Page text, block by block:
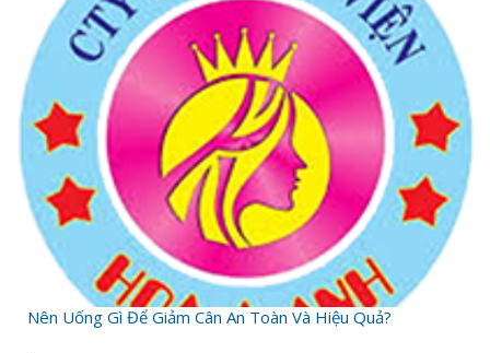
Nên Uống Gì Để Giảm Cân An Toàn Và Hiệu Quả?